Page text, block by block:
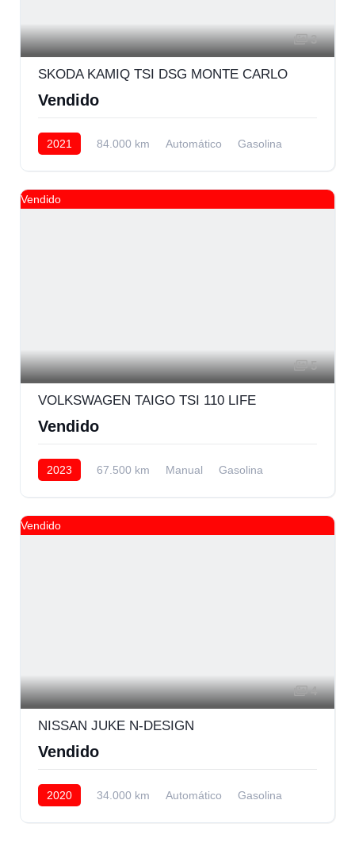
3
SKODA KAMIQ TSI DSG MONTE CARLO
Vendido
2021 84.000 km Automático
Gasolina
Vendido
5
VOLKSWAGEN TAIGO TSI 110 LIFE
Vendido
2023 67.500 km Manual
Gasolina
Vendido
4
NISSAN JUKE N-DESIGN
Vendido
2020 34.000 km Automático
Gasolina